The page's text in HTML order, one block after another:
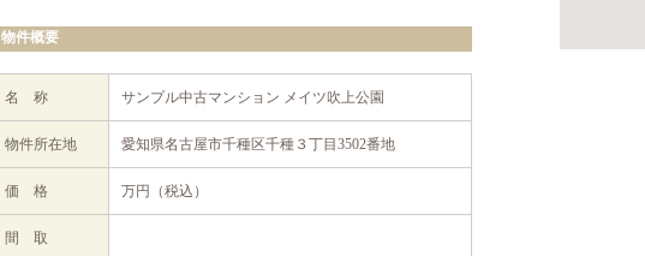
物件概要
名 称 サンプル中古マンション メイツ吹上公園
物件所在地 愛知県名古屋市千種区千種３丁目3502番地
価 格 万円（税込）
間 取